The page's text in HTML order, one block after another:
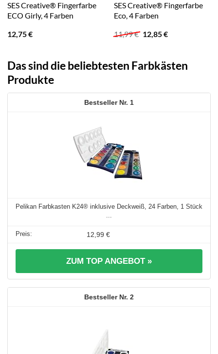
SES Creative® Fingerfarbe
ECO Girly, 4 Farben
12,75€
SES Creative® Fingerfarbe
Eco, 4 Farben
11,99€ Ursprünglicher
Preis
12,85€Aktueller
Das sind die beliebtesten Farbkästen
Produkte
1
Pelikan Farbkasten K24® inklusive Deckweiß, 24 Farben, 1 Stück
12,99 €
ZUM TOP ANGEBOT »
2